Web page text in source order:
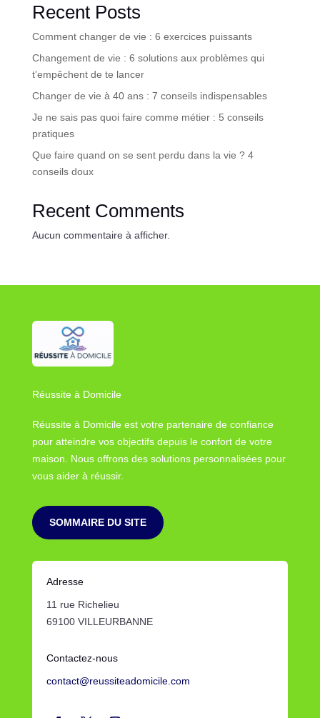
Recent Posts
Comment changer de vie : 6 exercices puissants
Changement de vie : 6 solutions aux problèmes qui
t’empêchent de te lancer
Changer de vie à 40 ans : 7 conseils indispensables
Je ne sais pas quoi faire comme métier : 5 conseils
pratiques
Que faire quand on se sent perdu dans la vie ? 4
conseils doux
Recent Comments
Aucun commentaire à afficher.
Réussite à Domicile
Réussite à Domicile est votre partenaire de confiance
pour atteindre vos objectifs depuis le confort de votre
maison. Nous offrons des solutions personnalisées pour
vous aider à réussir.
SOMMAIRE DU SITE
Adresse
11 rue Richelieu
69100 VILLEURBANNE
Contactez-nous
contact@reussiteadomicile.com